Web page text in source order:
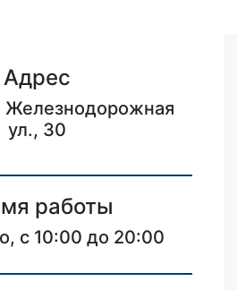
Адрес
Железнодорожная
ул., 30
работы
с 10:00 до 20:00